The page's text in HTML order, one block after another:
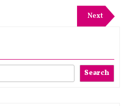
Next
Post
Next
Search